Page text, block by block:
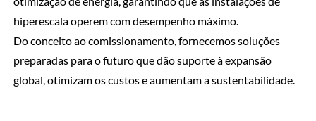
hiperescala operem com desempenho máximo.
Do conceito ao comissionamento, fornecemos soluções
preparadas para o futuro que dão suporte à expansão
global, otimizam os custos e aumentam a sustentabilidade.